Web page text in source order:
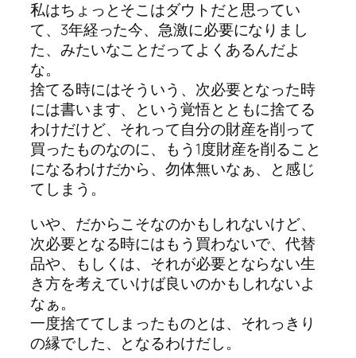
私はちょっとそこはダウトだと思ってい
て、3年経った今、急激に必要になりまし
た、みたいなことだってよくあるんだよ
な。
捨てる時にはそういう、次必要となった時
には書います、という覚悟とともに捨てる
わけだけど、それって自分の財産を削って
買ったものなのに、もう1度財産を削ること
になるわけだから、勿体無いなぁ、と感じ
てしまう。
いや、だからこそなのかもしれないけど、
次必要となる時にはもう買わないで、代替
品や、もしくは、それが必要とならない生
き方を考えていけば良いのかもしれないよ
なぁ。
一度捨ててしまったものとは、それっきり
の縁でした、となるわけだし。